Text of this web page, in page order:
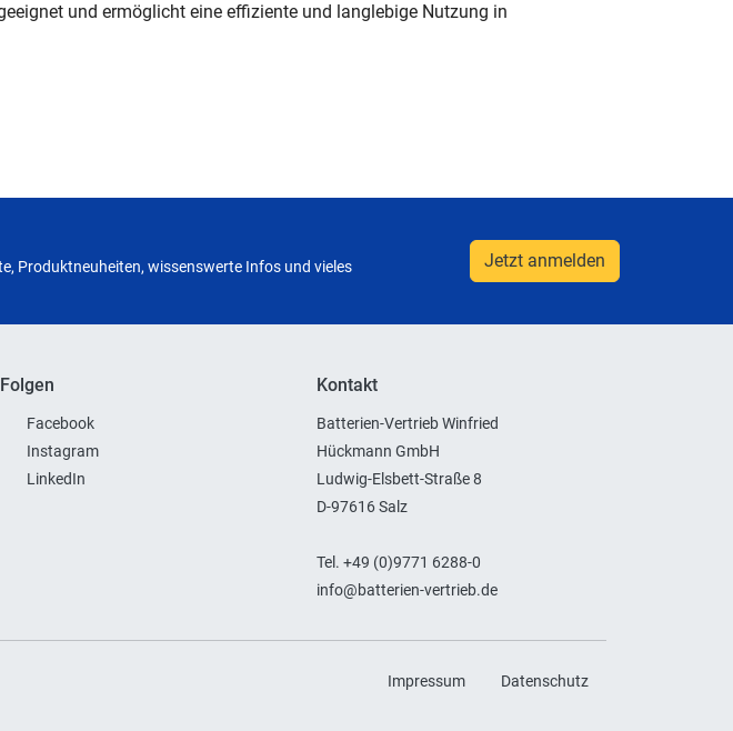
und ermöglicht eine effiziente und langlebige Nutzung in
Produktneuheiten, wissenswerte Infos und vieles
Jetzt anmelden
Folgen
Facebook
Instagram
LinkedIn
Kontakt
Batterien-Vertrieb Winfried
Hückmann GmbH
Ludwig-Elsbett-Straße 8
D-97616 Salz
Tel. +49 (0)9771 6288-0
info@batterien-vertrieb.de
Impressum Datenschutz